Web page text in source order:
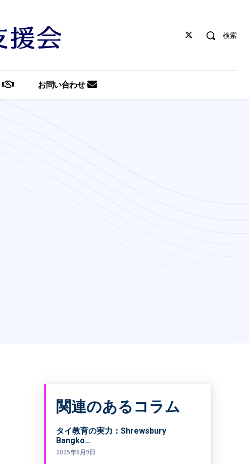
検索
お問い合わせ
関連のあるコラム
タイ教育の実力：Shrewsbury
Bangko...
2025年6月9日